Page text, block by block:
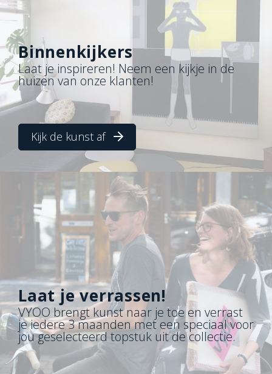
Binnenkijkers
Laat je inspireren! Neem een kijkje in de
huizen van onze klanten!
Kijk de kunst af
Laat je verrassen!
VYOO brengt kunst naar je toe en verrast
je iedere 3 maanden met een speciaal voor
jou geselecteerd topstuk uit de collectie.